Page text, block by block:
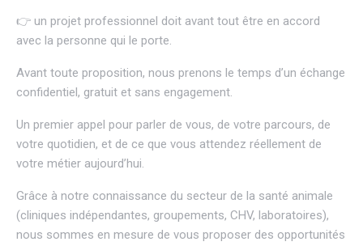
👉 un projet professionnel doit avant tout être en accord
avec la personne qui le porte.
Avant toute proposition, nous prenons le temps d’un échange
confidentiel, gratuit et sans engagement.
Un premier appel pour parler de vous, de votre parcours, de
votre quotidien, et de ce que vous attendez réellement de
votre métier aujourd’hui.
Grâce à notre connaissance du secteur de la santé animale
(cliniques indépendantes, groupements, CHV, laboratoires),
nous sommes en mesure de vous proposer des opportunités